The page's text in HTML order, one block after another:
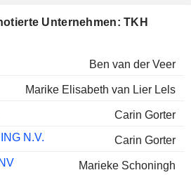
Unternehmen: TKH
Ben van der Veer
Marike Elisabeth van Lier Lels
Carin Gorter
N.V.
Carin Gorter
Marieke Schoningh